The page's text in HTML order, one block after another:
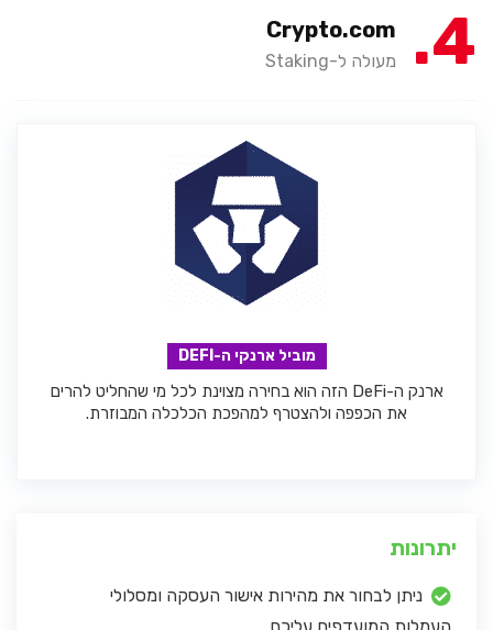
4
Crypto.com
מעולה ל-Staking
מוביל ארנקי ה-DEFI
ארנק ה-DeFi הזה הוא בחירה מצוינת לכל מי שהחליט להרים
את הכפפה ולהצטרף למהפכת הכלכלה המבוזרת.
יתרונות
ניתן לבחור את מהירות אישור העסקה ומסלולי
העמלות המועדפים עליכם